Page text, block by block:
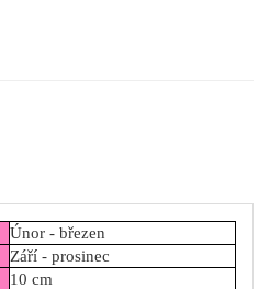
Únor - březen
Září - prosinec
10 cm